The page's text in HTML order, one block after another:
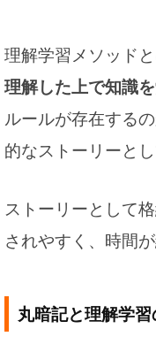
理解学習メソッドと
理解した上で知識
ルールが存在する
的なストーリーと
ストーリーとして
されやすく、時間
丸暗記と理解学